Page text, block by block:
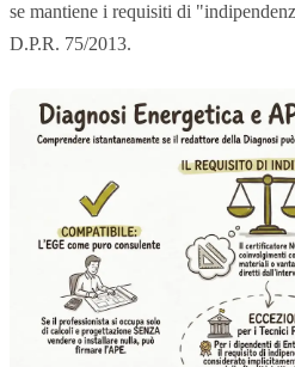
se mantiene i requisiti di
D.P.R. 75/2013.